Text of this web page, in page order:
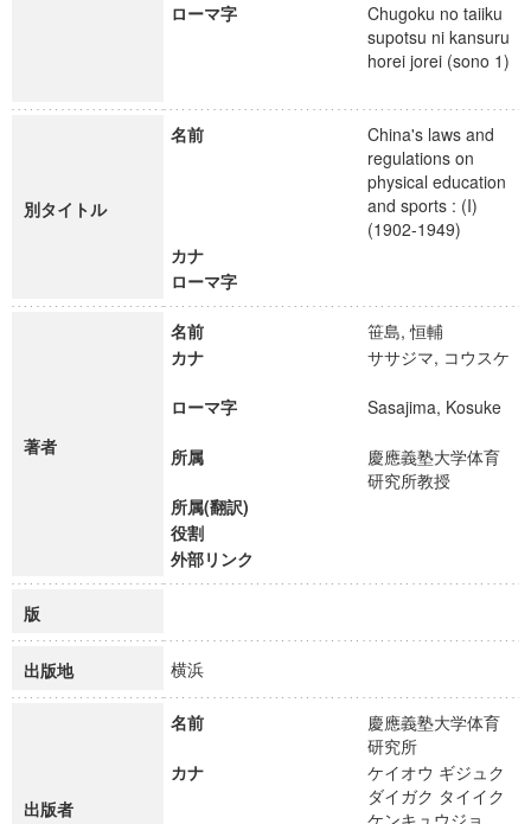
ローマ字
Chugoku no taiiku
supotsu ni kansuru
horei jorei (sono 1)
別タイトル
名前
China's laws and
regulations on
physical education
and sports : (I)
(1902-1949)
カナ
ローマ字
著者
名前
笹島, 恒輔
カナ
ササジマ, コウスケ
ローマ字 Sasajima, Kosuke
所属
慶應義塾大学体育
研究所教授
所属(翻訳)
役割
外部リンク
版
出版地 横浜
出版者
名前
慶應義塾大学体育
研究所
カナ
ケイオウ ギジュク
ダイガク タイイク
ケンキュウジョ